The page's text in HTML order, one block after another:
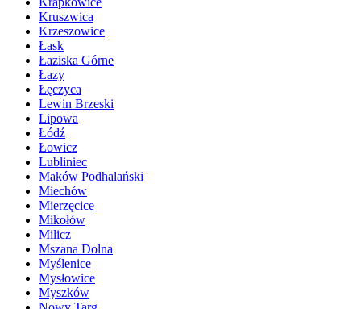
Kruszwica
Krzeszowice
Łask
Łaziska Górne
Łazy
Łęczyca
Lewin Brzeski
Lipowa
Łódź
Łowicz
Lubliniec
Maków Podhalański
Miechów
Mierzęcice
Mikołów
Milicz
Mszana Dolna
Myślenice
Mysłowice
Myszków